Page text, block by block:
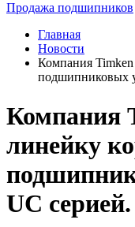
Продажа подшипников
Главная
Новости
Компания
подшипниковых
Компания
линейку
UC серией.